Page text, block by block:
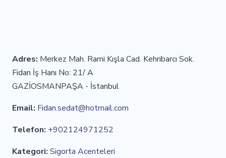
Adres: Merkez Mah. Rami Kışla Cad. Kehribarcı Sok.
Fidan İş Hanı No: 21/ A
GAZİOSMANPAŞA - İstanbul
Email: Fidan.sedat@hotmail.com
Telefon: +902124971252
Kategori: Sigorta Acenteleri